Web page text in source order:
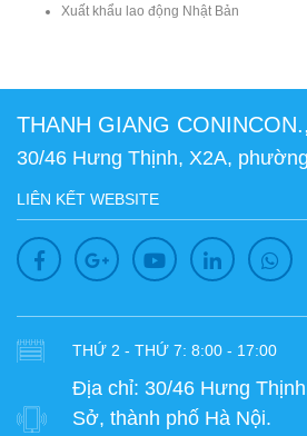
Xuất khẩu lao động Nhật Bản
THANH GIANG
30/46 Hưng Thịnh, X2A,
LIÊN KẾT WEBSITE
THỨ 2 - THỨ 7: 8:00 - 17:00
Địa chỉ: 30/46 Hưng
Sở, thành phố Hà Nội.